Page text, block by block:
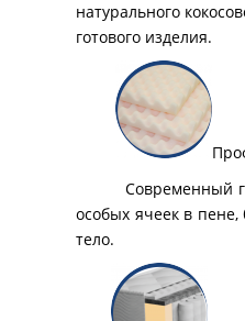
натурального
готового изделия.
Современный
особых ячеек в
тело.